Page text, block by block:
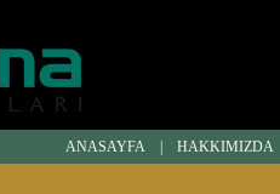
HAKKIMIZDA
ANASAYFA